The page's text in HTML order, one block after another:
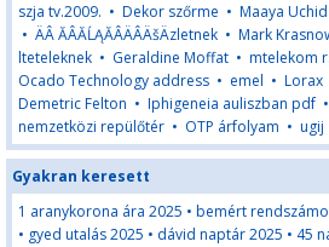
szja tv.2009. • Dekor szőrme • Maaya
• ÄÂ ĂÂĂĹĄĂÂÄÂÄšÄzletnek • Mark
lteteleknek • Geraldine Moffat • mtelekom
Ocado Technology address • emel • Lorax
Demetric Felton • Iphigeneia auliszban pdf •
nemzetközi repülőtér • OTP árfolyam • ugij
Gyakran keresett
1 aranykorona ára 2025 • bemért
• gyed utalás 2025 • dávid naptár 2025 • 45